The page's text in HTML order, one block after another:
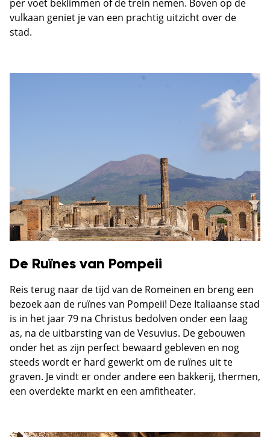
per voet beklimmen of de trein nemen. Boven op de
vulkaan geniet je van een prachtig uitzicht over de
stad.
De Ruïnes van Pompeii
Reis terug naar de tijd van de Romeinen en breng een
bezoek aan de ruïnes van Pompeii! Deze Italiaanse stad
is in het jaar 79 na Christus bedolven onder een laag
as, na de uitbarsting van de Vesuvius. De gebouwen
onder het as zijn perfect bewaard gebleven en nog
steeds wordt er hard gewerkt om de ruïnes uit te
graven. Je vindt er onder andere een bakkerij, thermen,
een overdekte markt en een amfitheater.